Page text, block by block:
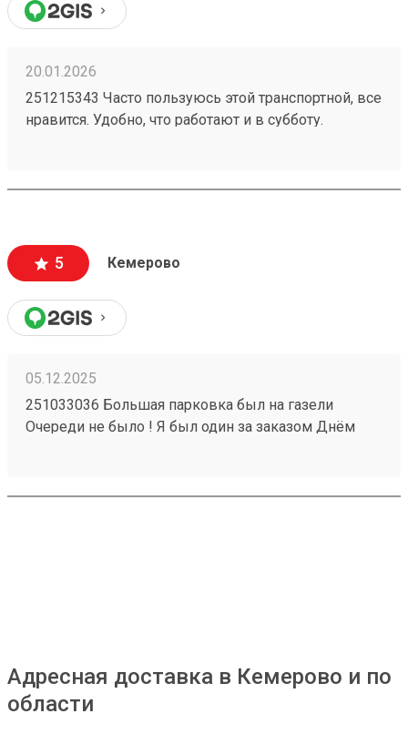
20.01.2026
251215343 Часто пользуюсь этой транспортной, все
нравится. Удобно, что работают и в субботу.
5 Кемерово
05.12.2025
251033036 Большая парковка был на газели
Очереди не было ! Я был один за заказом Днём
будем сотрудничать ! Что ещё отлично ? Получение
Адресная доставка в Кемерово и по
области